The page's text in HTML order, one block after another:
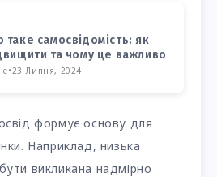
таке самосвідомість: як
та чому це важливо
•23 Липня, 2024
формує основу для
Наприклад, низька
викликана надмірно